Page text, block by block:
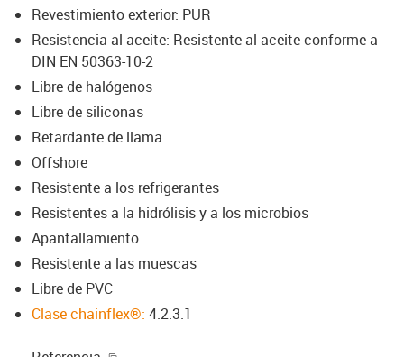
Revestimiento exterior: PUR
Resistencia al aceite: Resistente al aceite conforme a
DIN EN 50363-10-2
Libre de halógenos
Libre de siliconas
Retardante de llama
Offshore
Resistente a los refrigerantes
Resistentes a la hidrólisis y a los microbios
Apantallamiento
Resistente a las muescas
Libre de PVC
Clase chainflex®: 4.2.3.1